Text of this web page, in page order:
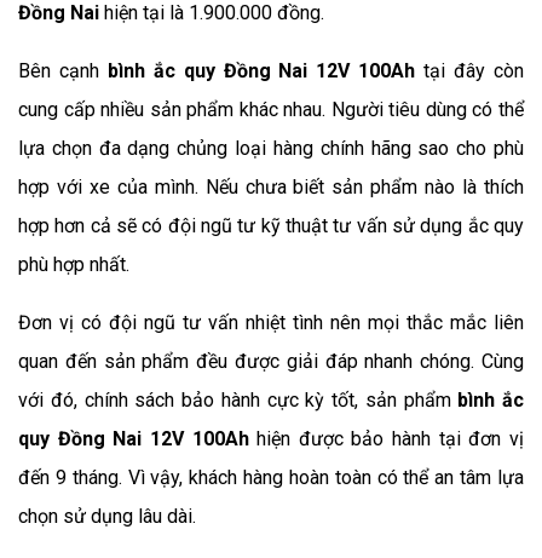
Đồng Nai hiện tại là 1.900.000 đồng.
Bên cạnh bình ắc quy Đồng Nai 12V 100Ah tại đây còn
cung cấp nhiều sản phẩm khác nhau. Người tiêu dùng có thể
lựa chọn đa dạng chủng loại hàng chính hãng sao cho phù
hợp với xe của mình. Nếu chưa biết sản phẩm nào là thích
hợp hơn cả sẽ có đội ngũ tư kỹ thuật tư vấn sử dụng ắc quy
phù hợp nhất.
Đơn vị có đội ngũ tư vấn nhiệt tình nên mọi thắc mắc liên
quan đến sản phẩm đều được giải đáp nhanh chóng. Cùng
với đó, chính sách bảo hành cực kỳ tốt, sản phẩm bình ắc
quy Đồng Nai 12V 100Ah hiện được bảo hành tại đơn vị
đến 9 tháng. Vì vậy, khách hàng hoàn toàn có thể an tâm lựa
chọn sử dụng lâu dài.